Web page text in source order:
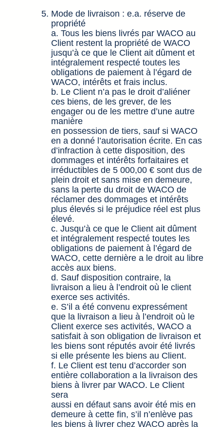
Mode de livraison : e.a. réserve de
propriété
a. Tous les biens livrés par WACO au
Client restent la propriété de WACO
jusqu’à ce que le Client ait dûment et
intégralement respecté toutes les
obligations de paiement à l’égard de
WACO, intérêts et frais inclus.
b. Le Client n’a pas le droit d’aliéner
ces biens, de les grever, de les
engager ou de les mettre d’une autre
manière
en possession de tiers, sauf si WACO
en a donné l’autorisation écrite. En cas
d’infraction à cette disposition, des
dommages et intérêts forfaitaires et
irréductibles de 5 000,00 € sont dus de
plein droit et sans mise en demeure,
sans la perte du droit de WACO de
réclamer des dommages et intérêts
plus élevés si le préjudice réel est plus
élevé.
c. Jusqu’à ce que le Client ait dûment
et intégralement respecté toutes les
obligations de paiement à l’égard de
WACO, cette dernière a le droit au libre
accès aux biens.
d. Sauf disposition contraire, la
livraison a lieu à l’endroit où le client
exerce ses activités.
e. S’il a été convenu expressément
que la livraison a lieu à l’endroit où le
Client exerce ses activités, WACO a
satisfait à son obligation de livraison et
les biens sont réputés avoir été livrés
si elle présente les biens au Client.
f. Le Client est tenu d’accorder son
entière collaboration a la livraison des
biens à livrer par WACO. Le Client
sera
aussi en défaut sans avoir été mis en
demeure à cette fin, s’il n’enlève pas
les biens à livrer chez WACO après la